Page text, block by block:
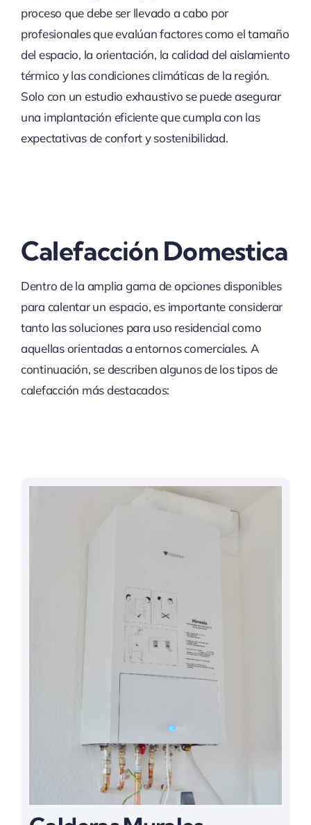
proceso que debe ser llevado a cabo por
profesionales que evalúan factores como el tamaño
del espacio, la orientación, la calidad del aislamiento
térmico y las condiciones climáticas de la región.
Solo con un estudio exhaustivo se puede asegurar
una implantación eficiente que cumpla con las
expectativas de confort y sostenibilidad.
Calefacción Domestica
Dentro de la amplia gama de opciones disponibles
para calentar un espacio, es importante considerar
tanto las soluciones para uso residencial como
aquellas orientadas a entornos comerciales. A
continuación, se describen algunos de los tipos de
calefacción más destacados: